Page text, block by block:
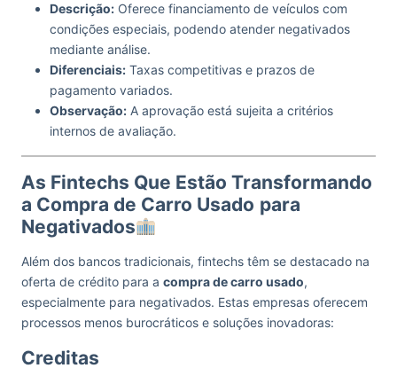
Descrição: Oferece financiamento de veículos com
condições especiais, podendo atender negativados
mediante análise.
Diferenciais: Taxas competitivas e prazos de
pagamento variados.
Observação: A aprovação está sujeita a critérios
internos de avaliação.
As Fintechs Que Estão Transformando
a Compra de Carro Usado para
Negativados
Além dos bancos tradicionais, fintechs têm se destacado na
oferta de crédito para a compra de carro usado,
especialmente para negativados. Estas empresas oferecem
processos menos burocráticos e soluções inovadoras:
Creditas